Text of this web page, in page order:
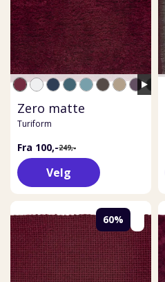
Zero matte
Turiform
Fra 100,-249,-
Velg
60%